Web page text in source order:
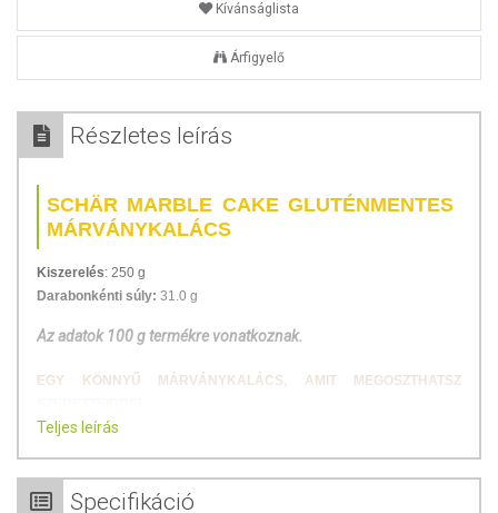
Kívánságlista
Árfigyelő
Részletes leírás
SCHÄR MARBLE CAKE GLUTÉNMENTES
MÁRVÁNYKALÁCS
Kiszerelés: 250 g
Darabonkénti súly: 31.0 g
Az adatok 100 g termékre vonatkoznak.
EGY KÖNNYŰ MÁRVÁNYKALÁCS, AMIT MEGOSZTHATSZ
Ki ne élvezné a finom márványkalács ízét? Ez a klasszikus sütemény
tökéletes választás minden korosztály számára, bármilyen alkalomra.
Egy lágy, légies tészta, gazdag csokoládés aromával – nagyszerű
kiegészítője az ünnepi asztalnak!
Teljes leírás
Specifikáció